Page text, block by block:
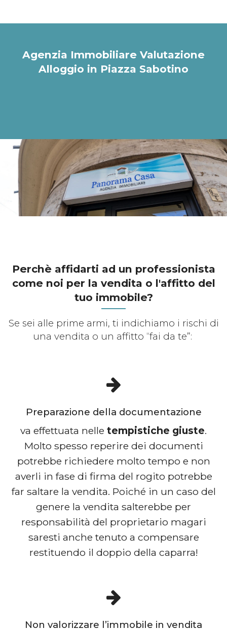
Agenzia Immobiliare Valutazione
Alloggio in Piazza Sabotino
Perchè affidarti ad un professionista
come noi per la vendita o l'affitto del
tuo immobile?
Se sei alle prime armi, ti indichiamo i rischi di
una vendita o un affitto “fai da te”:
Preparazione della documentazione
va effettuata nelle tempistiche giuste.
Molto spesso reperire dei documenti
potrebbe richiedere molto tempo e non
averli in fase di firma del rogito potrebbe
far saltare la vendita. Poiché in un caso del
genere la vendita salterebbe per
responsabilità del proprietario magari
saresti anche tenuto a compensare
restituendo il doppio della caparra!
Non valorizzare l’immobile in vendita